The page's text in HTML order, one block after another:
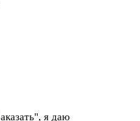
я даю